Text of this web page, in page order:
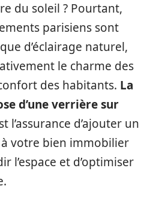
du soleil ? Pourtant,
parisiens sont
d’éclairage naturel,
le charme des
des habitants. La
d’une verrière sur
l’assurance d’ajouter un
votre bien immobilier
l’espace et d’optimiser